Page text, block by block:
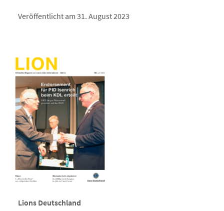
Veröffentlicht am 31. August 2023
Lions Deutschland